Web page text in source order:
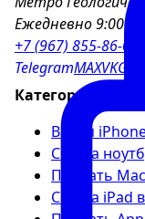
Ежедневно
+7 (967) 855-86-04
TelegramMAXVK
Категории
Выкуп
Скупка
Продать
Скупка iPad